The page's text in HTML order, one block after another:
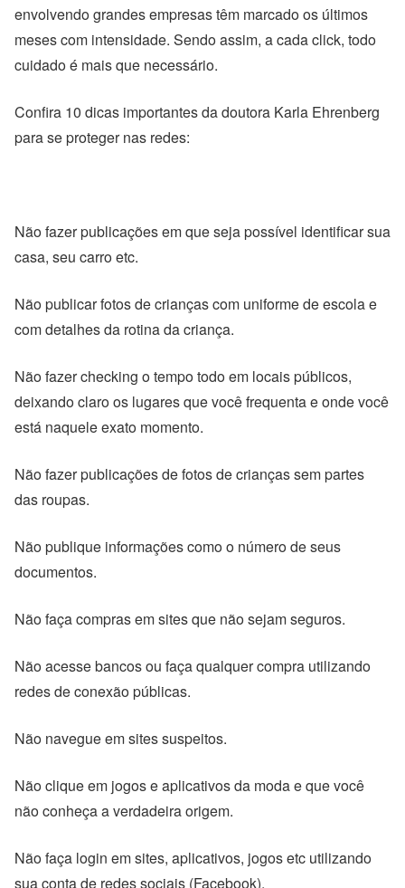
envolvendo grandes empresas têm marcado os últimos
meses com intensidade. Sendo assim, a cada click, todo
cuidado é mais que necessário.
Confira 10 dicas importantes da doutora Karla Ehrenberg
para se proteger nas redes:
Não fazer publicações em que seja possível identificar sua
casa, seu carro etc.
Não publicar fotos de crianças com uniforme de escola e
com detalhes da rotina da criança.
Não fazer checking o tempo todo em locais públicos,
deixando claro os lugares que você frequenta e onde você
está naquele exato momento.
Não fazer publicações de fotos de crianças sem partes
das roupas.
Não publique informações como o número de seus
documentos.
Não faça compras em sites que não sejam seguros.
Não acesse bancos ou faça qualquer compra utilizando
redes de conexão públicas.
Não navegue em sites suspeitos.
Não clique em jogos e aplicativos da moda e que você
não conheça a verdadeira origem.
Não faça login em sites, aplicativos, jogos etc utilizando
sua conta de redes sociais (Facebook).